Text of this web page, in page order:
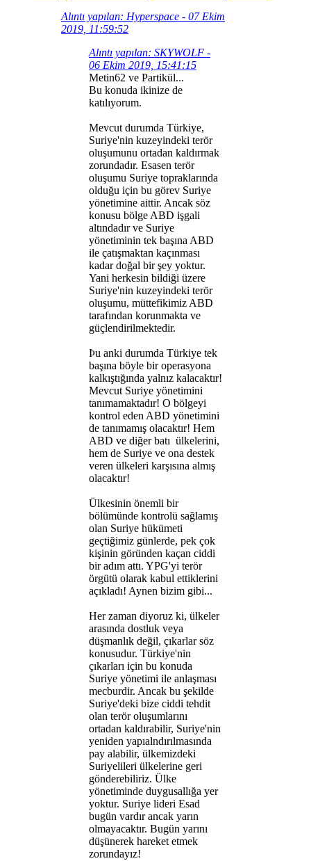
Alıntı yapılan: Hyperspace - 07 Ekim
2019, 11:59:52
Alıntı yapılan: SKYWOLF -
06 Ekim 2019, 15:41:15
Metin62 ve Partikül...
Bu konuda ikinize de
katılıyorum.
Mevcut durumda Türkiye,
Suriye'nin kuzeyindeki terör
oluşumunu ortadan kaldırmak
zorundadır. Esasen terör
oluşumu Suriye topraklarında
olduğu için bu görev Suriye
yönetimine aittir. Ancak söz
konusu bölge ABD işgali
altındadır ve Suriye
yönetiminin tek başına ABD
ile çatışmaktan kaçınması
kadar doğal bir şey yoktur.
Yani herkesin bildiği üzere
Suriye'nin kuzeyindeki terör
oluşumu, müttefikimiz ABD
tarafından korunmakta ve
güçlendirilmektedir.
Þu anki durumda Türkiye tek
başına böyle bir operasyona
kalkıştığında yalnız kalacaktır!
Mevcut Suriye yönetimini
tanımamaktadır! O bölgeyi
kontrol eden ABD yönetimini
de tanımamış olacaktır! Hem
ABD ve diğer batı ülkelerini,
hem de Suriye ve ona destek
veren ülkeleri karşısına almış
olacaktır!
Ülkesinin önemli bir
bölümünde kontrolü sağlamış
olan Suriye hükümeti
geçtiğimiz günlerde, pek çok
kişinin göründen kaçan ciddi
bir adım attı. YPG'yi terör
örgütü olarak kabul ettiklerini
açıkladı! Aynen bizim gibi...
Her zaman diyoruz ki, ülkeler
arasında dostluk veya
düşmanlık değil, çıkarlar söz
konusudur. Türkiye'nin
çıkarları için bu konuda
Suriye yönetimi ile anlaşması
mecburdir. Ancak bu şekilde
Suriye'deki bize ciddi tehdit
olan terör oluşumlarını
ortadan kaldırabilir, Suriye'nin
yeniden yapıalndırılmasında
pay alabilir, ülkemizdeki
Suriyelileri ülkelerine geri
gönderebiliriz. Ülke
yönetiminde duygusallığa yer
yoktur. Suriye lideri Esad
bugün vardır ancak yarın
olmayacaktır. Bugün yarını
düşünerek hareket etmek
zorundayız!